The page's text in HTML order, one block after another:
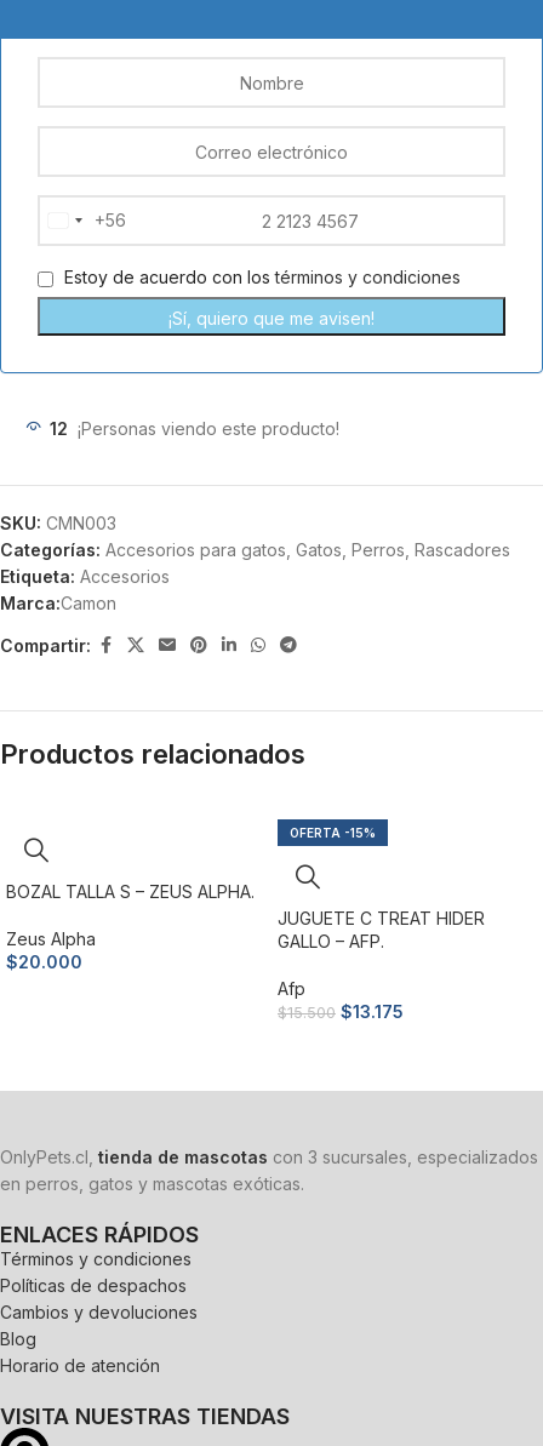
Chile
+56
+56
Estoy de acuerdo con lostérminos y condiciones
12 ¡Personas viendo este producto!
SKU: CMN003
Categorías: Accesorios para gatos Gatos Perros Rascadores
Etiqueta: Accesorios
Marca:Camon
Compartir:
Productos relacionados
BOZAL TALLA S – ZEUS ALPHA.
Zeus Alpha
$20.000
-15%
JUGUETE C TREAT HIDER
GALLO – AFP.
Afp
$15.500 $13.175
OnlyPets.cl, tienda de mascotas con 3 sucursales, especializados
en perros, gatos y mascotas exóticas.
ENLACES RÁPIDOS
Términos y condiciones
Políticas de despachos
Cambios y devoluciones
Blog
Horario de atención
VISITA NUESTRAS TIENDAS